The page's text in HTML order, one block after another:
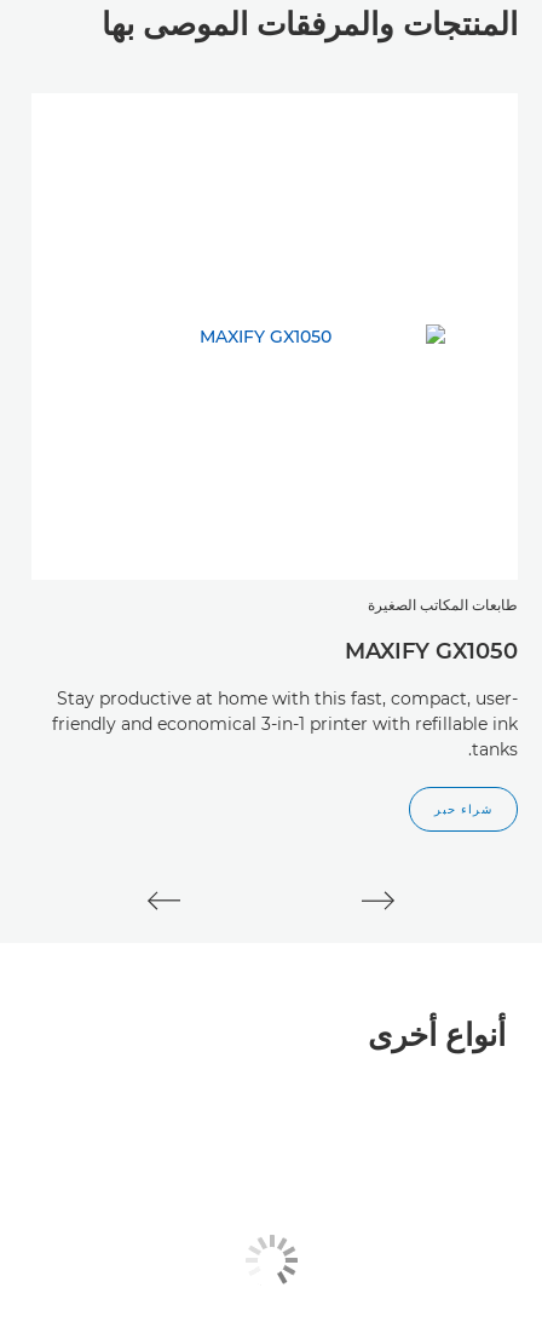
المنتجات والمرفقات الموصى بها
طابعات المكاتب الصغيرة
MAXIFY GX1050
Stay productive at home with this fast, compact, user-
friendly and economical 3-in-1 printer with refillable ink
tanks.
شراء حبر
أنواع أخرى